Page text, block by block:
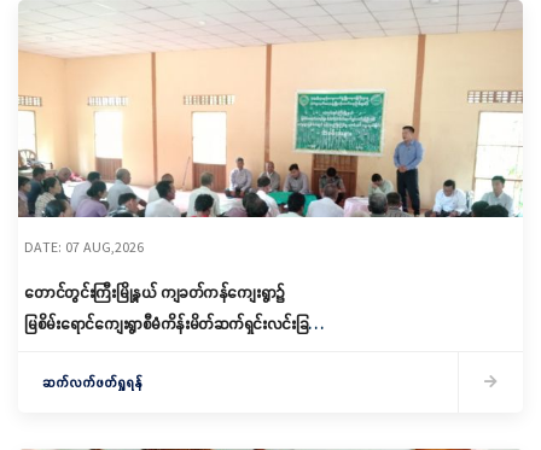
DATE: 07 AUG,2026
တောင်တွင်းကြီးမြို့နယ် ကျခတ်ကန်ကျေးရွာ၌
မြစိမ်းရောင်ကျေးရွာစီမံကိန်းမိတ်ဆက်ရှင်းလင်းခြင်း
ဆက်လက်ဖတ်ရှုရန်